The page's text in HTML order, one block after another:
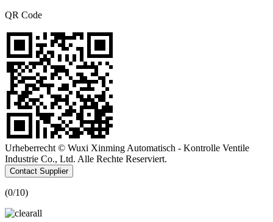
QR Code
Urheberrecht © Wuxi Xinming Automatisch - Kontrolle Ventile
Industrie Co., Ltd. Alle Rechte Reserviert.
Contact Supplier
(0/10)